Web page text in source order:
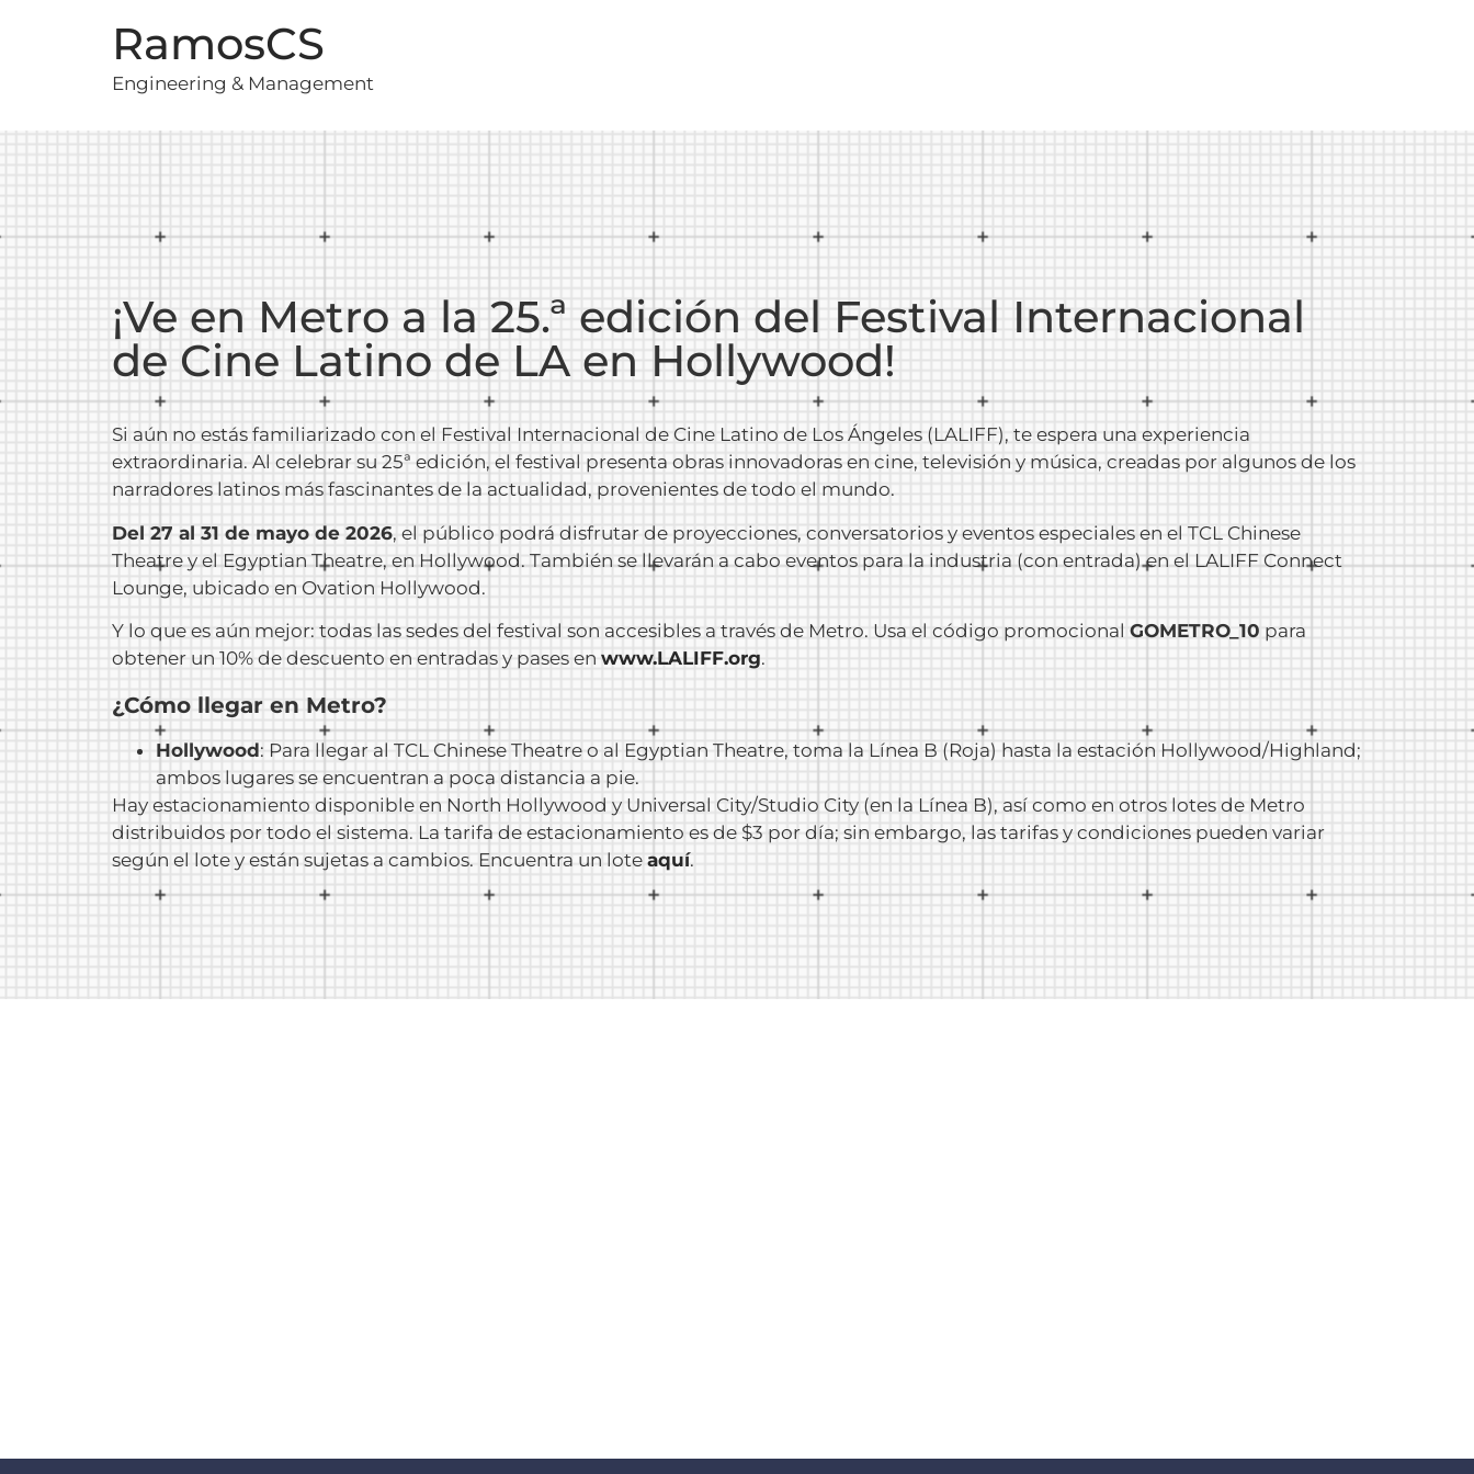
RamosCS
Engineering & Management
¡Ve en Metro a la 25.ª edición del Festival Internacional
de Cine Latino de LA en Hollywood!
Si aún no estás familiarizado con el Festival Internacional de Cine Latino de Los Ángeles (LALIFF), te espera una experiencia
extraordinaria. Al celebrar su 25ª edición, el festival presenta obras innovadoras en cine, televisión y música, creadas por algunos de los
narradores latinos más fascinantes de la actualidad, provenientes de todo el mundo.
Del 27 al 31 de mayo de 2026, el público podrá disfrutar de proyecciones, conversatorios y eventos especiales en el TCL Chinese
Theatre y el Egyptian Theatre, en Hollywood. También se llevarán a cabo eventos para la industria (con entrada) en el LALIFF Connect
Lounge, ubicado en Ovation Hollywood.
Y lo que es aún mejor: todas las sedes del festival son accesibles a través de Metro. Usa el código promocional GOMETRO_10 para
obtener un 10% de descuento en entradas y pases en www.LALIFF.org.
¿Cómo llegar en Metro?
Hollywood: Para llegar al TCL Chinese Theatre o al Egyptian Theatre, toma la Línea B (Roja) hasta la estación Hollywood/Highland;
ambos lugares se encuentran a poca distancia a pie.
Hay estacionamiento disponible en North Hollywood y Universal City/Studio City (en la Línea B), así como en otros lotes de Metro
distribuidos por todo el sistema. La tarifa de estacionamiento es de $3 por día; sin embargo, las tarifas y condiciones pueden variar
según el lote y están sujetas a cambios. Encuentra un lote aquí.